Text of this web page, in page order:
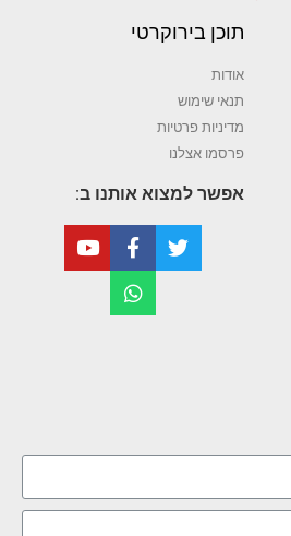
תוכן בירוקרטי
אודות
תנאי שימוש
מדיניות פרטיות
פרסמו אצלנו
אפשר למצוא אותנו ב: